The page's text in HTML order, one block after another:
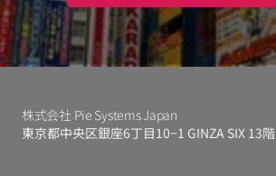
株式会社 Pie Systems Japan
東京都中央区銀座6丁目10−1 GINZA SIX 13階